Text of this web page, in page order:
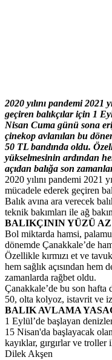
2020 yılını pandemi 2021
geçiren balıkçılar için 1
Nisan Cuma günü sona
çinekop avlanılan bu
50 TL bandında oldu.
yükselmesinin ardından
açıdan balığa son
2020 yılını pandemi 2021
mücadele ederek geçiren
Balık avına ara verecek
teknik bakımları ile ağ
BALIKÇININ YÜZÜ AZ
Bol miktarda hamsi,
dönemde Çanakkale’de
Özellikle kırmızı et ve
hem sağlık açısından hem
zamanlarda rağbet oldu.
Çanakkale’de bu son hafta
50, olta kolyoz, istavrit ve
BALIK AVLAMA
1 Eylül’de başlayan
15 Nisan'da başlayacak
kayıklar, gırgırlar ve troller
Dilek Akşen